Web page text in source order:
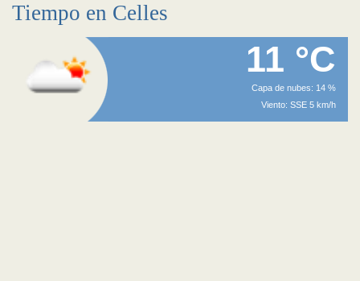
Tiempo en Celles
11 °C
Capa de nubes: 14 %
Viento: SSE 5 km/h